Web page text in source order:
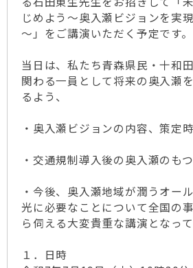
じめよう～奥入瀬ビジョンを実
～」をご講演いただく予定です。
当日は、私たち青森県民・十和
関わる一員として将来の奥入瀬
るよう、
・奥入瀬ビジョンの内容、策定
・交通規制導入後の奥入瀬のも
・今後、奥入瀬地域が潤うオー
光に必要なことについて全国の
ら伺える大変貴重な講演となって
１．日時